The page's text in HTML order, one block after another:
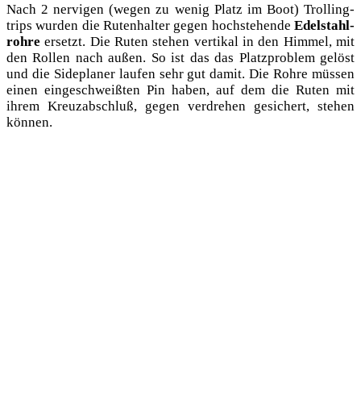
Nach 2 ner­vi­gen (wegen zu wenig Platz im Boot) Trol­ling­
trips wur­den die Ruten­hal­ter gegen hoch­ste­hen­de Edel­stahl­
roh­re ersetzt. Die Ruten ste­hen ver­ti­kal in den Him­mel, mit
den Rol­len nach außen. So ist das das Platz­pro­blem gelöst
und die Side­pla­ner lau­fen sehr gut damit. Die Roh­re müs­sen
einen ein­ge­schweiß­ten Pin haben, auf dem die Ruten mit
ihrem Kreuz­ab­schluß, gegen ver­dre­hen gesi­chert, ste­hen
können.